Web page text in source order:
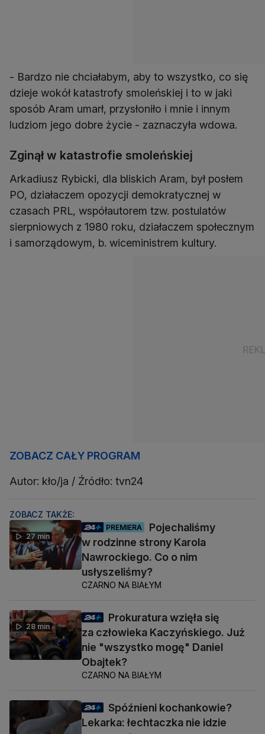
- Bardzo nie chciałabym, aby to wszystko, co się
dzieje wokół katastrofy smoleńskiej i to w jaki
sposób Aram umarł, przysłoniło i mnie i innym
ludziom jego dobre życie - zaznaczyła wdowa.
Zginął w katastrofie smoleńskiej
Arkadiusz Rybicki, dla bliskich Aram, był posłem
PO, działaczem opozycji demokratycznej w
czasach PRL, współautorem tzw. postulatów
sierpniowych z 1980 roku, działaczem społecznym
i samorządowym, b. wiceministrem kultury.
ZOBACZ CAŁY PROGRAM
Autor: kło/ja / Źródło: tvn24
ZOBACZ TAKŻE:
27 min
PREMIERA
Pojechaliśmy
w rodzinne strony Karola
Nawrockiego. Co o nim
usłyszeliśmy?
CZARNO NA BIAŁYM
28 min
Prokuratura wzięła się
za człowieka Kaczyńskiego. Już
nie "wszystko mogę" Daniel
Obajtek?
CZARNO NA BIAŁYM
Spóźnieni kochankowie?
Lekarka: łechtaczka nie idzie